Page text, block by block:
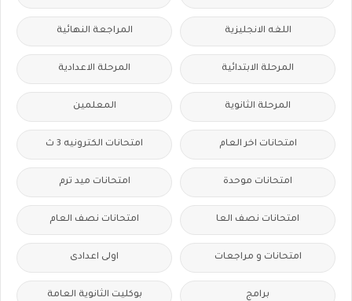
اللغه الانجليزية المراجعة النهائية
المرحلة الابتدائية المرحلة الاعدادية
المرحلة الثانوية المعلمين
امتحانات اخر العام امتحانات الكترونيه 3 ث
امتحانات موحدة امتحانات ميد ترم
امتحانات نصف العا امتحانات نصف العام
امتحانات و مراجعات اولى اعدادى
برامج بوكليت الثانوية العامة